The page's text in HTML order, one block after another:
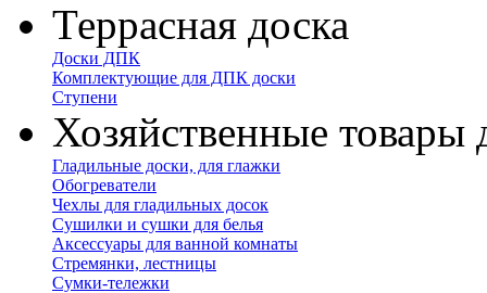
Террасная доска
Доски ДПК
Комплектующие для ДПК доски
Ступени
Хозяйственные товары
Гладильные доски, для глажки
Обогреватели
Чехлы для гладильных досок
Сушилки и сушки для белья
Аксессуары для ванной комнаты
Стремянки, лестницы
Сумки-тележки